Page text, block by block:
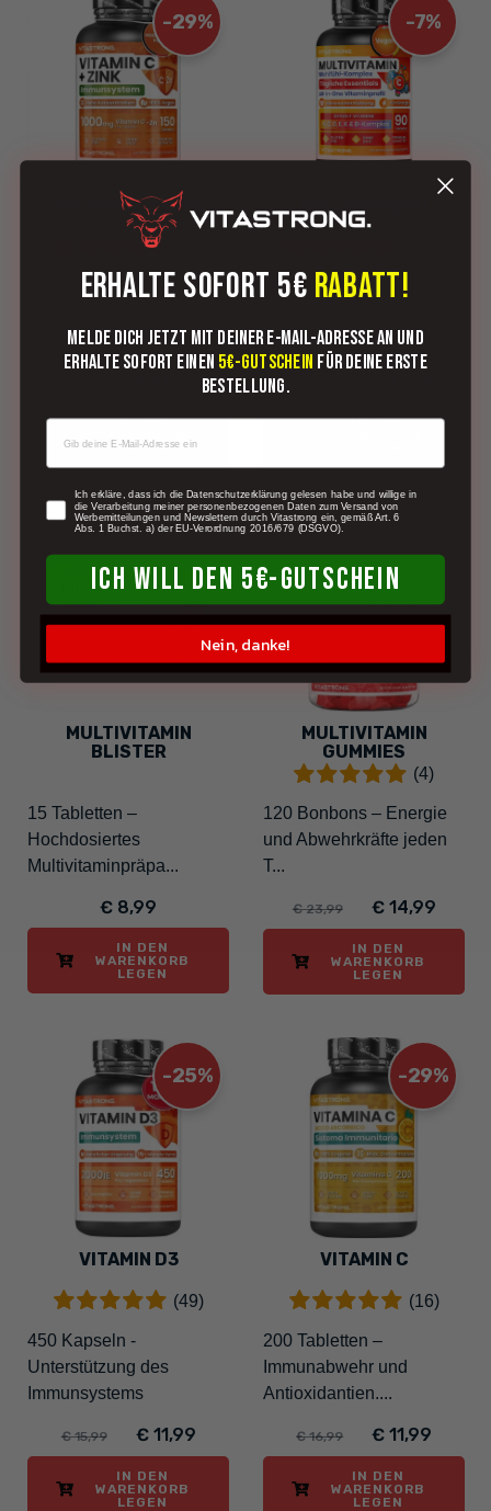
-29%
VITAMIN C + ZINK
150 Kapseln - Immun-
Knochenunterstützung
IN DEN
LEGEN
-7%
MULTIVITAMIN
90 Kapseln -
hoher Dosie...
IN DEN
NEU
MULTIVITAMIN
BLISTER
15 Tabletten –
Hochdosiertes
Multivitaminpräpa...
€ 8,99
IN DEN
WARENKORB
LEGEN
-38%
MULTIVITAMIN
GUMMIES
(4)
120 Bonbons – Energie
und Abwehrkräfte jeden
T...
€ 23,99 € 14,99
IN DEN
WARENKORB
LEGEN
-25%
VITAMIN D3
(49)
450 Kapseln -
Unterstützung des
Immunsystems
€ 15,99 € 11,99
IN DEN
WARENKORB
LEGEN
-29%
VITAMIN C
(16)
200 Tabletten –
Immunabwehr und
Antioxidantien....
€ 16,99 € 11,99
IN DEN
WARENKORB
LEGEN
ERHALTE SOFORT 5€ RABATT!
Melde dich jetzt mit deiner E-Mail-Adresse an und
erhalte sofort einen 5€-Gutschein für deine erste
Bestellung.
newsletterIch erkläre, dass ich die Datenschutzerklärung gelesen habe und willige in
die Verarbeitung meiner personenbezogenen Daten zum Versand von
Werbemitteilungen und Newslettern durch Vitastrong ein, gemäß Art. 6
Abs. 1 Buchst. a) der EU-Verordnung 2016/679 (DSGVO).
ICH WILL DEN 5€-GUTSCHEIN
Nein, danke!